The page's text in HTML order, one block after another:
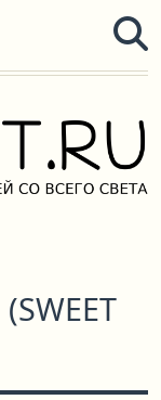
(SWEET